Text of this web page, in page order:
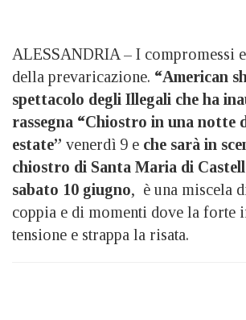
ALESSANDRIA – I compromessi
della prevaricazione. “American
spettacolo degli Illegali che ha
rassegna “Chiostro in una notte
estate” venerdì 9 e che sarà in
chiostro di Santa Maria di
sabato 10 giugno, è una miscela
coppia e di momenti dove la forte
tensione e strappa la risata.